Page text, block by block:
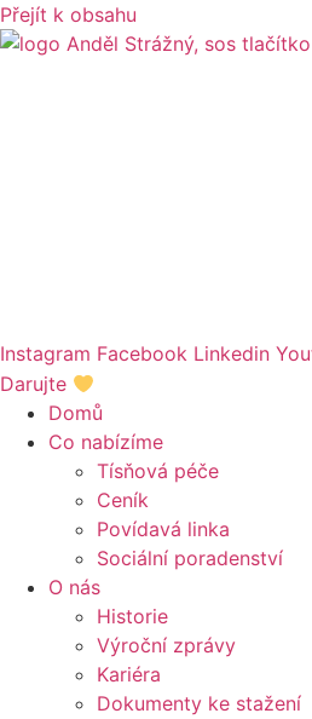
Přejít k obsahu
Instagram Facebook Linkedin
Darujte
Domů
Co nabízíme
Tísňová péče
Ceník
Povídavá linka
Sociální poradenství
O nás
Historie
Výroční zprávy
Kariéra
Dokumenty ke stažení